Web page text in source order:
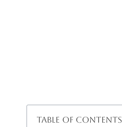
Table of Contents